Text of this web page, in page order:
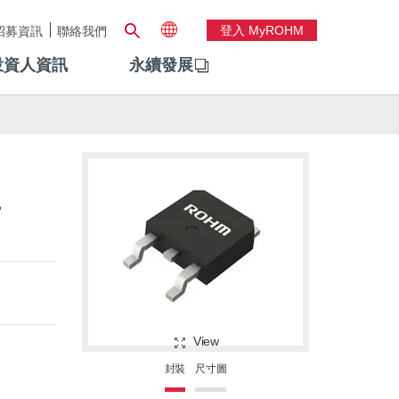
募資訊 聯絡我們 登入 MyROHM
人資訊 永續發展
View
封裝 尺寸圖